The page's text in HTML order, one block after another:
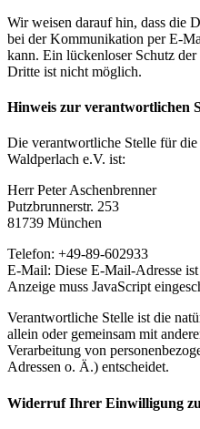
Wir weisen darauf hin, dass die
bei der Kommunikation per E-
kann. Ein lückenloser Schutz
Dritte ist nicht möglich.
Hinweis zur verantwortlichen
Die verantwortliche Stelle für
Waldperlach e.V. ist:
Herr Peter Aschenbrenner
Putzbrunnerstr. 253
81739 München
Telefon: +49-89-602933
E-Mail: Diese E-Mail-Adresse
Anzeige muss JavaScript
Verantwortliche Stelle ist die
allein oder gemeinsam mit
Verarbeitung von
Adressen o. Ä.) entscheidet.
Widerruf Ihrer Einwilligung